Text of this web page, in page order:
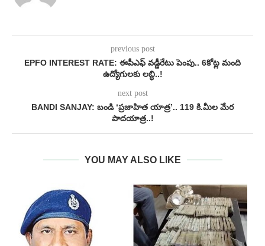
previous post
EPFO INTEREST RATE: ఈపీఎఫ్ వడ్డీరేటు పెంపు.. 6కోట్ల మంది
ఉద్యోగులకు లబ్ధి..!
next post
BANDI SANJAY: బండి ‘ప్రజాహిత యాత్ర’.. 119 కి.మీల మేర
పాదయాత్ర..!
YOU MAY ALSO LIKE